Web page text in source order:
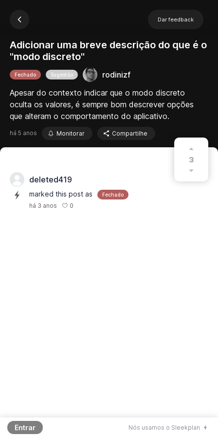
Dar feedback
Adicionar uma breve descrição do que é o
"modo discreto"
Fechado Sugestão
rodinizf
Apesar do contexto indicar que o modo discreto
oculta os valores, é sempre bom descrever opções
que alteram o comportamento do aplicativo.
há 5 anos Monitorar Compartilhe
3
deleted419
marked this post as Fechado
há 3 anos 0
Entrar Nós usamos o Sleekplan